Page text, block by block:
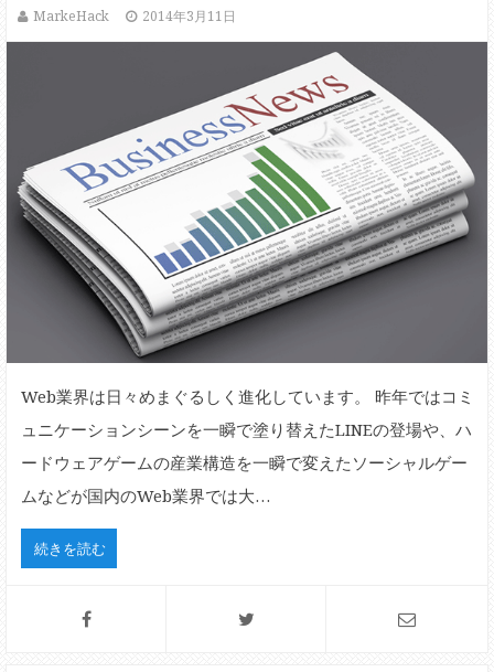
MarkeHack 2014年3月11日
Web業界は日々めまぐるしく進化しています。 昨年ではコミ
ュニケーションシーンを一瞬で塗り替えたLINEの登場や、ハ
ードウェアゲームの産業構造を一瞬で変えたソーシャルゲー
ムなどが国内のWeb業界では大…
続きを読む